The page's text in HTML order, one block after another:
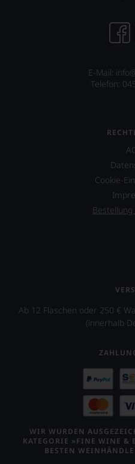
E-Mail:
Telefon:
Cookie-
Ab 12 Flaschen oder 250 €
(innerhalb
WIR WURDEN
KATEGORIE »FINE WINE &
BESTEN